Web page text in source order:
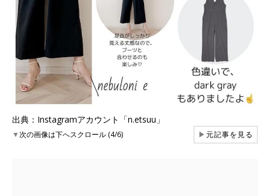
出典：Instagramアカウント「n.etsuu」
▼次の画像は下へスクロール (4/6) ▶元記事を見る